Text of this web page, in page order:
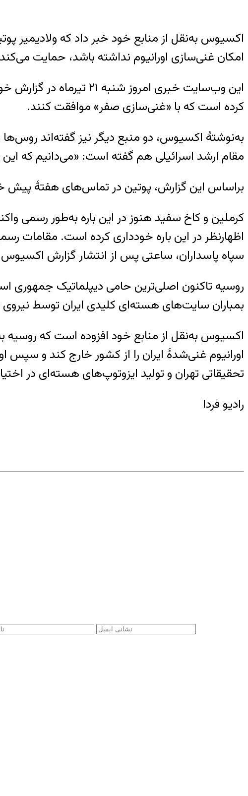
اکسیوس به‌نقل از منابع خود خبر داد که ولادیمیر
امکان غنی‌سازی اورانیوم نداشته باشد، حمایت
این وب‌سایت خبری
کرده است که با «غنی‌سازی صفر» موافقت کنند.
به‌نوشتۀ اکسیوس، دو منبع دیگر نیز گفته‌اند روس‌ها
مقام ارشد اسرائیلی هم گفته است: «می‌دانیم که
براساس این گزارش، پوتین در تماس‌های هفتۀ پیش
کرملین و کاخ سفید هنوز در این باره به‌طور رسمی
اظهارنظر در این باره خودداری کرده است. مقامات
سپاه پاسداران، ساعتی پس از انتشار گزارش
بمباران سایت‌های هسته‌ای کلیدی ایران توسط نیروی
اکسیوس به‌نقل از منابع خود افزوده است که روسیه
تحقیقاتی تهران و تولید ایزوتوپ‌های هسته‌ای در
رادیو فردا